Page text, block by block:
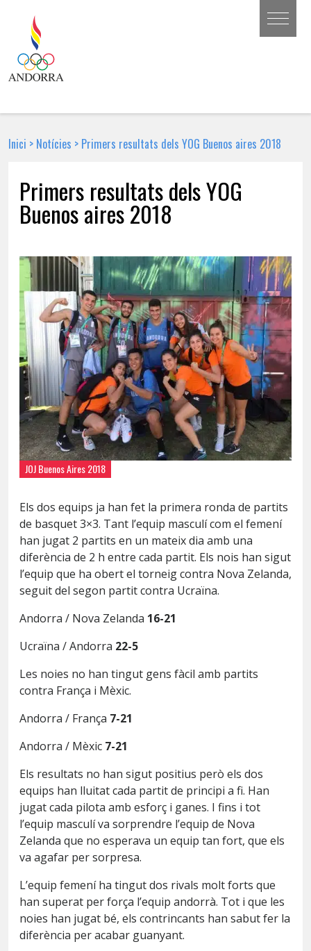
Inici > Notícies > Primers resultats dels YOG Buenos aires 2018
Primers resultats dels YOG
Buenos aires 2018
JOJ Buenos Aires 2018
Els dos equips ja han fet la primera ronda de partits
de basquet 3×3. Tant l’equip masculí com el femení
han jugat 2 partits en un mateix dia amb una
diferència de 2 h entre cada partit. Els nois han sigut
l’equip que ha obert el torneig contra Nova Zelanda,
seguit del segon partit contra Ucraïna.
Andorra / Nova Zelanda 16-21
Ucraïna / Andorra 22-5
Les noies no han tingut gens fàcil amb partits
contra França i Mèxic.
Andorra / França 7-21
Andorra / Mèxic 7-21
Els resultats no han sigut positius però els dos
equips han lluitat cada partit de principi a fi. Han
jugat cada pilota amb esforç i ganes. I fins i tot
l’equip masculí va sorprendre l’equip de Nova
Zelanda que no esperava un equip tan fort, que els
va agafar per sorpresa.
L’equip femení ha tingut dos rivals molt forts que
han superat per força l’equip andorrà. Tot i que les
noies han jugat bé, els contrincants han sabut fer la
diferència per acabar guanyant.